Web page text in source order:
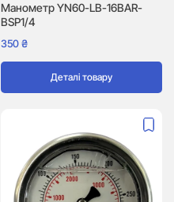
Манометр YN60-LB-16BAR-
BSP1/4
350₴
Деталі товару